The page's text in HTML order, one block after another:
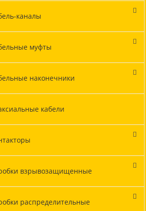
каналы
муфты
наконечники
кабели
взрывозащищенные
распределительные